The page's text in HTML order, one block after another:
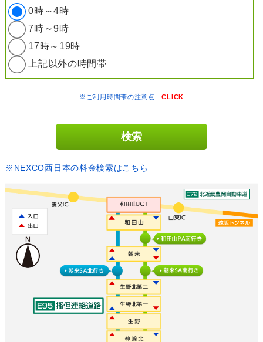
0時～4時
7時～9時
17時～19時
上記以外の時間帯
※ご利用時間帯の注意点CLICK
※NEXCO西日本の料金検索はこちら